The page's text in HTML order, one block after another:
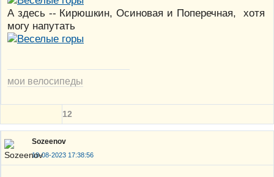
А здесь -- Кирюшкин, Осиновая и Поперечная, хотя
могу напутать
мои велосипеды
12
Sozeenov
18-08-2023 17:38:56